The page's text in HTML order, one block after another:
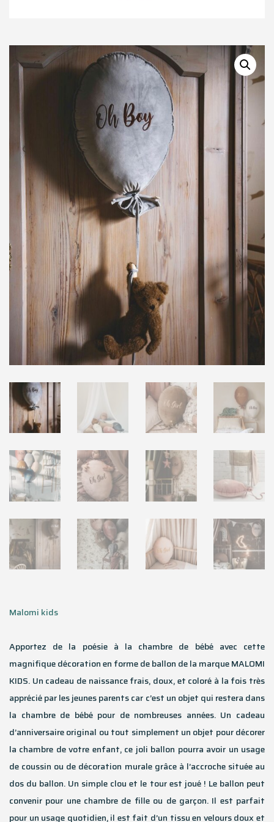
Malomi kids
Apportez de la poésie à la chambre de bébé avec cette
magnifique décoration en forme de ballon de la marque MALOMI
KIDS. Un cadeau de naissance frais, doux, et coloré à la fois très
apprécié par les jeunes parents car c’est un objet qui restera dans
la chambre de bébé pour de nombreuses années. Un cadeau
d’anniversaire original ou tout simplement un objet pour décorer
la chambre de votre enfant, ce joli ballon pourra avoir un usage
de coussin ou de décoration murale grâce à l’accroche située au
dos du ballon. Un simple clou et le tour est joué ! Le ballon peut
convenir pour une chambre de fille ou de garçon. Il est parfait
pour un usage quotidien, il est fait d’un tissu en velours doux et